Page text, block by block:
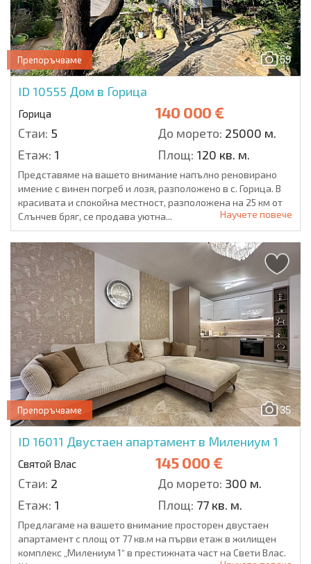
59
Препоръчваме
ID 10555 Дом в Горица
Горица 140 000 €
Стаи: 5 До морето: 25000 м.
Етаж: 1 Площ: 120 кв. м.
Представяме на вашето внимание напълно реновирано
имение с винен погреб и лозя, разположено в с. Горица. В
красивата и спокойна местност, разположена на 25 км от
Слънчев бряг, се продава уютна...
Научете повече
35
Препоръчваме
ID 16011 Двустаен апартамент в Милениум 1
Святой Влас 145 000 €
Стаи: 2 До морето: 300 м.
Етаж: 1 Площ: 77 кв. м.
Предлагаме на вашето внимание просторен двустаен
апартамент с площ от 77 кв.м на първи етаж в жилищен
комплекс „Милениум 1“ в престижната част на Свети Влас.